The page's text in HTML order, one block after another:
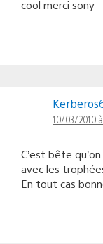
cool merci sony
10/03/2010
C’est bête
avec les
En tout cas